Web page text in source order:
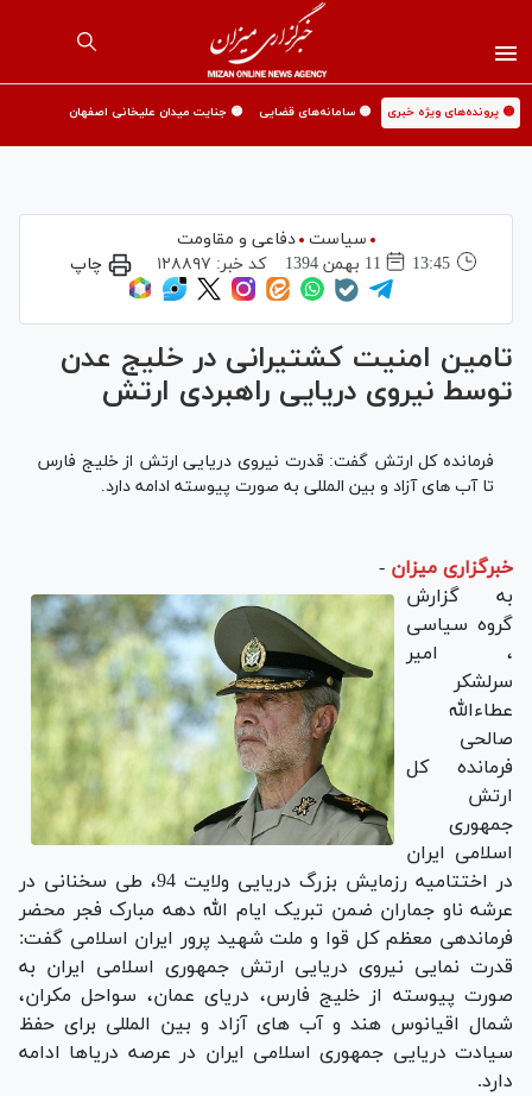
🟡 پرونده‌های ویژه خبری 🟡 سامانه‌های قضایی 🟡 جنایت میدان علیخانی اصفهان
سیاست
دفاعی و مقاومت
13:45
11 بهمن 1394 کد خبر: ۱۲۸۸۹۷ چاپ
تامین امنیت کشتیرانی در خلیج عدن
توسط نیروی دریایی راهبردی ارتش
فرمانده کل ارتش گفت: قدرت نیروی دریایی ارتش از خلیج فارس
تا آب های آزاد و بین المللی به صورت پیوسته ادامه دارد.
خبرگزاری میزان -
به گزارش
گروه سیاسی
، امیر
سرلشکر
عطاءالله
صالحی
فرمانده کل
ارتش
جمهوری
اسلامی ایران
در اختتامیه رزمایش بزرگ دریایی ولایت 94، طی سخنانی در
عرشه ناو جماران ضمن تبریک ایام الله دهه مبارک فجر محضر
فرماندهی معظم کل قوا و ملت شهید پرور ایران اسلامی گفت:
قدرت نمایی نیروی دریایی ارتش جمهوری اسلامی ایران به
صورت پیوسته از خلیج فارس، دریای عمان، سواحل مکران،
شمال اقیانوس هند و آب های آزاد و بین المللی برای حفظ
سیادت دریایی جمهوری اسلامی ایران در عرصه دریاها ادامه
دارد.